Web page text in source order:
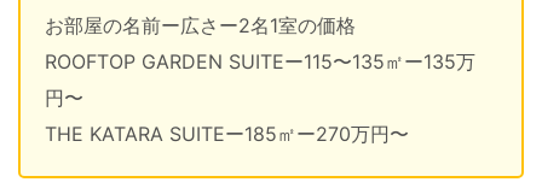
お部屋の名前ー広さー2名1室の価格
ROOFTOP GARDEN SUITEー115〜135㎡ー135万
円〜
THE KATARA SUITEー185㎡ー270万円〜